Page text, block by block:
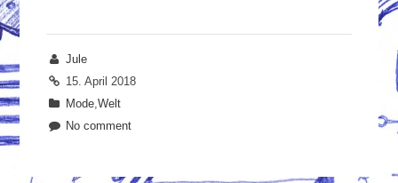
Jule
15. April 2018
Mode ,Welt
No comment